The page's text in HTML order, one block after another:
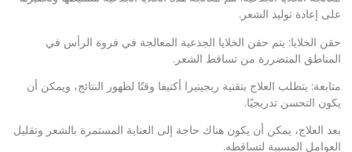
على إعادة توليد الشعر.
حقن الخلايا: يتم حقن الخلايا الجذعية المعالجة في فروة الرأس في
المناطق المتضررة من تساقط الشعر.
متابعة: يتطلب العلاج بتقنية ريجينيرا أكتيفا وقتًا لظهور النتائج، ويمكن أن
يكون التحسن تدريجيًا.
بعد العلاج، يمكن أن يكون هناك حاجة إلى العناية المستمرة بالشعر وتقليل
العوامل المسببة لتساقطه.